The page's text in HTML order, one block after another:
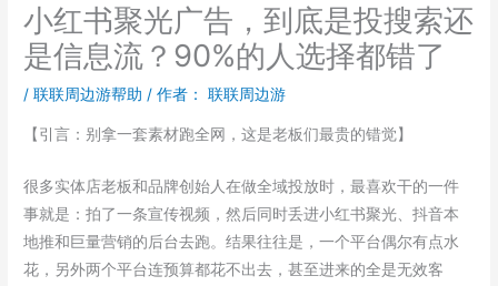
小红书聚光广告，到底是投搜索还
是信息流？90%的人选择都错了
/联联周边游帮助 / 作者： 联联周边游
【引言：别拿一套素材跑全网，这是老板们最贵的错觉】
很多实体店老板和品牌创始人在做全域投放时，最喜欢干的一件
事就是：拍了一条宣传视频，然后同时丢进小红书聚光、抖音本
地推和巨量营销的后台去跑。结果往往是，一个平台偶尔有点水
花，另外两个平台连预算都花不出去，甚至进来的全是无效客